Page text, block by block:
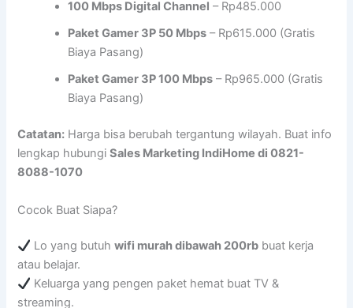
100 Mbps Digital Channel – Rp485.000
Paket Gamer 3P 50 Mbps – Rp615.000 (Gratis
Biaya Pasang)
Paket Gamer 3P 100 Mbps – Rp965.000 (Gratis
Biaya Pasang)
Catatan: Harga bisa berubah tergantung wilayah. Buat info
lengkap hubungiSales Marketing IndiHome di 0821-
8088-1070
Cocok Buat Siapa?
Lo yang butuhwifi murah dibawah 200rb buat kerja
atau belajar.
Keluarga yang pengen paket hemat buat TV &
streaming.